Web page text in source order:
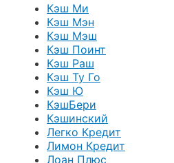
Кэш Ми
Кэш Мэн
Кэш Мэш
Кэш Поинт
Кэш Раш
Кэш Ту Го
Кэш Ю
КэшБери
Кэшинский
Легко Кредит
Лимон Кредит
Лоан Плюс